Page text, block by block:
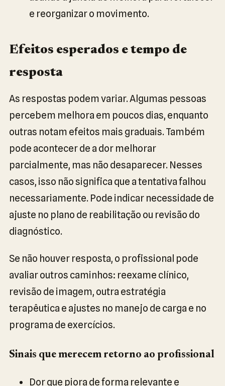
e reorganizar o movimento.
Efeitos esperados e tempo de
resposta
As respostas podem variar. Algumas pessoas
percebem melhora em poucos dias, enquanto
outras notam efeitos mais graduais. Também
pode acontecer de a dor melhorar
parcialmente, mas não desaparecer. Nesses
casos, isso não significa que a tentativa falhou
necessariamente. Pode indicar necessidade de
ajuste no plano de reabilitação ou revisão do
diagnóstico.
Se não houver resposta, o profissional pode
avaliar outros caminhos: reexame clínico,
revisão de imagem, outra estratégia
terapêutica e ajustes no manejo de carga e no
programa de exercícios.
Sinais que merecem retorno ao profissional
Dor que piora de forma relevante e